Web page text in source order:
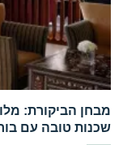
‏מבחן הביקורת:
שכנות טובה עם